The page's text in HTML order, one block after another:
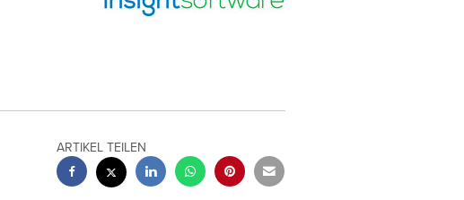
ARTIKEL TEILEN